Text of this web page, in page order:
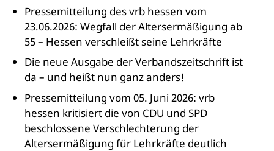
Pressemitteilung des vrb hessen vom
23.06.2026: Wegfall der Altersermäßigung ab
55 – Hessen verschleißt seine Lehrkräfte
Die neue Ausgabe der Verbandszeitschrift ist
da – und heißt nun ganz anders!
Pressemitteilung vom 05. Juni 2026: vrb
hessen kritisiert die von CDU und SPD
beschlossene Verschlechterung der
Altersermäßigung für Lehrkräfte deutlich